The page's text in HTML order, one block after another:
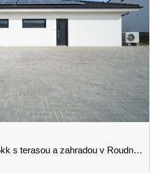
a zahradou v Roudném u Českých Budějovic